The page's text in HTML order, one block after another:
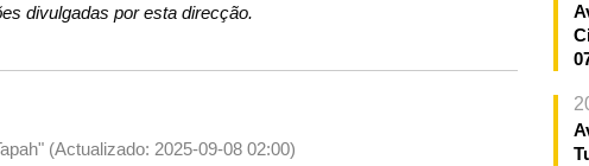
divulgadas por esta direcção.
(Actualizado: 2025-09-08 02:00)